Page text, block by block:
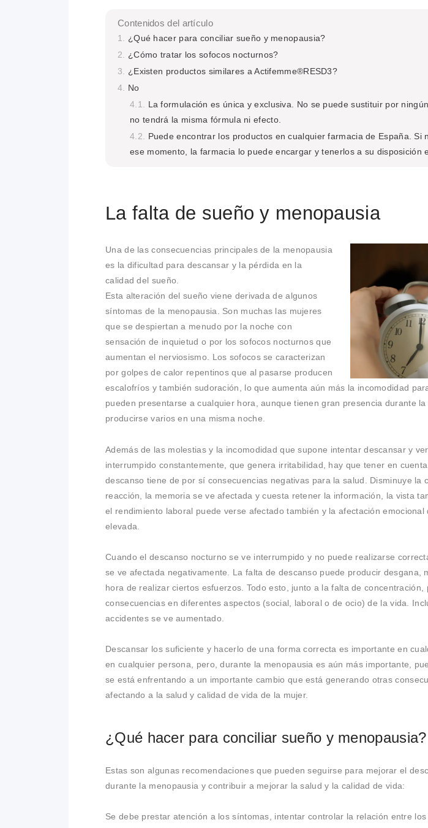
Contenidos del artículo
¿Qué hacer para conciliar sueño y menopausia?
¿Cómo tratar los sofocos nocturnos?
¿Existen productos similares a Actifemme®RESD3?
No
La formulación es única y exclusiva. No se puede sustituir por
no tendrá la misma fórmula ni efecto.
Puede encontrar los productos en cualquier farmacia de España. Si
ese momento, la farmacia lo puede encargar y tenerlos a su disposición
La falta de sueño y menopausia
Una de las consecuencias principales de la menopausia
es la dificultad para descansar y la pérdida en la
calidad del sueño.
Esta alteración del sueño viene derivada de algunos
síntomas de la menopausia. Son muchas las mujeres
que se despiertan a menudo por la noche con
sensación de inquietud o por los sofocos nocturnos que
aumentan el nerviosismo. Los sofocos se caracterizan
por golpes de calor repentinos que al pasarse producen
escalofríos y también sudoración, lo que aumenta aún más la incomodidad
pueden presentarse a cualquier hora, aunque tienen gran presencia durante
producirse varios en una misma noche.
Además de las molestias y la incomodidad que supone intentar descansar y
interrumpido constantemente, que genera irritabilidad, hay que tener en
descanso tiene de por sí consecuencias negativas para la salud. Disminuye la
reacción, la memoria se ve afectada y cuesta retener la información, la vista
el rendimiento laboral puede verse afectado también y la afectación emocional
elevada.
Cuando el descanso nocturno se ve interrumpido y no puede realizarse
se ve afectada negativamente. La falta de descanso puede producir desgana,
hora de realizar ciertos esfuerzos. Todo esto, junto a la falta de concentración,
consecuencias en diferentes aspectos (social, laboral o de ocio) de la vida.
accidentes se ve aumentado.
Descansar los suficiente y hacerlo de una forma correcta es importante en
en cualquier persona, pero, durante la menopausia es aún más importante,
se está enfrentando a un importante cambio que está generando otras
afectando a la salud y calidad de vida de la mujer.
¿Qué hacer para conciliar sueño y menopausia?
Estas son algunas recomendaciones que pueden seguirse para mejorar el
durante la menopausia y contribuir a mejorar la salud y la calidad de vida:
Se debe prestar atención a los síntomas, intentar controlar la relación entre